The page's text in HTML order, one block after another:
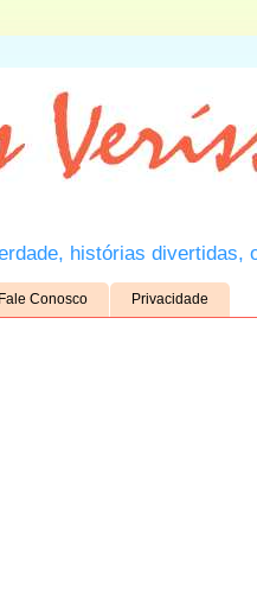
histórias
Fale Conosco Privacidade